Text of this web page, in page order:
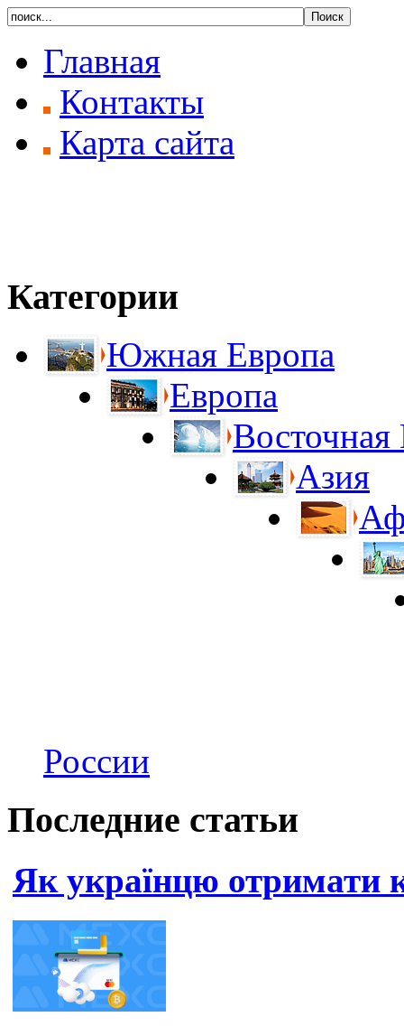
Главная
Контакты
Карта сайта
Категории
Южная Европа
Европа
Восточная
Азия
России
Последние статьи
Як українцю отримати